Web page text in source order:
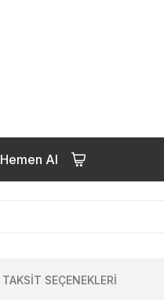
Hemen Al
TAKSİT SEÇENEKLERİ